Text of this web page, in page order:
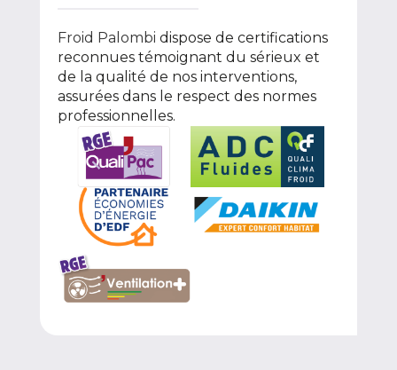
Froid Palombi dispose de certifications
reconnues témoignant du sérieux et
de la qualité de nos interventions,
assurées dans le respect des normes
professionnelles.